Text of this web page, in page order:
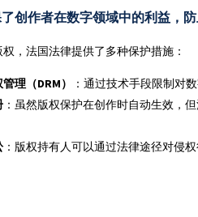
创作者在数字领域中的利益，
，法国法律提供了多种保护措施：
理（DRM）
：通过技术手段限制对
：虽然版权保护在创作时自动生效，
：版权持有人可以通过法律途径对侵